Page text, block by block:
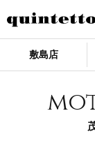
敷島店